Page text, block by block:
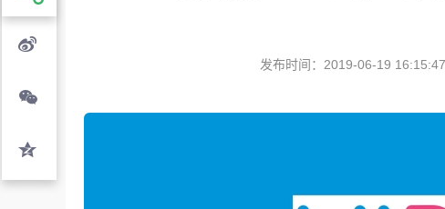
发布时间：2019-06-19 16:15:47